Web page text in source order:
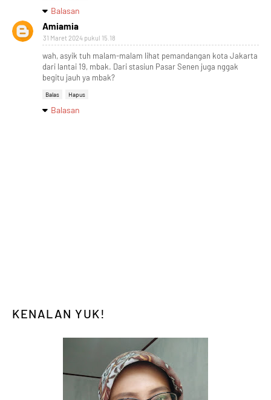
Balasan
Amiamia
31 Maret 2024 pukul 15.18
wah, asyik tuh malam-malam lihat pemandangan kota Jakarta
dari lantai 19, mbak. Dari stasiun Pasar Senen juga nggak
begitu jauh ya mbak?
Balas Hapus
Balasan
KENALAN YUK!